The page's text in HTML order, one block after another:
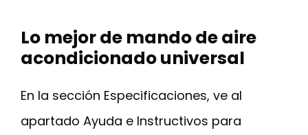
Lo mejor de mando de aire
acondicionado universal
En la sección Especificaciones, ve al
apartado Ayuda e Instructivos para